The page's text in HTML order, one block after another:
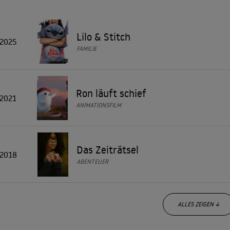
zwischen Dramatik und Komik meistert. In der
er gemeinsam mit George Clooney und Vera Farmiga.
"Youth in Revolt" (2009) - ein untypisches Genre für
Attentäter einer Elite-Spionagezelle, der an Diabetes und
2025 Lilo & Stitch
FAMILIE
2021 Ron läuft schief
ANIMATIONSFILM
2018 Das Zeiträtsel
ABENTEUER
ALLES ZEIGEN ↓